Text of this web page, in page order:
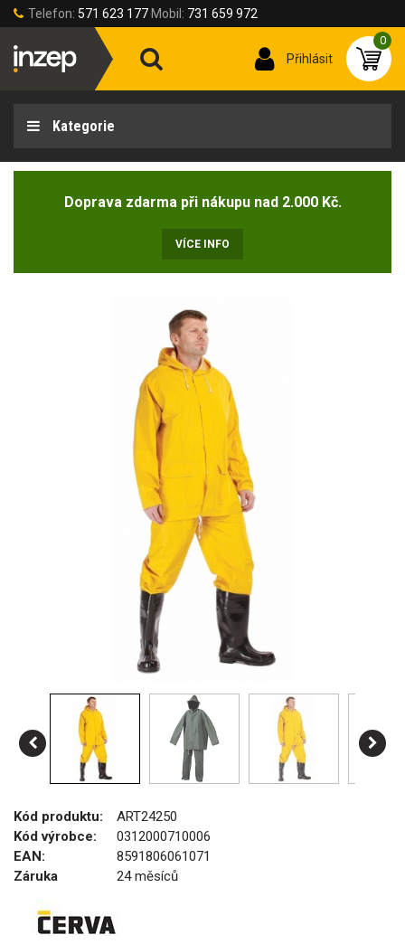
Telefon: 571 623 177 Mobil: 731 659 972
Přihlásit
0
Kategorie
Doprava zdarma při nákupu nad 2.000 Kč.
VÍCE INFO
Kód produktu:
ART24250
Kód výrobce:
0312000710006
EAN:
8591806061071
Záruka
24 měsíců